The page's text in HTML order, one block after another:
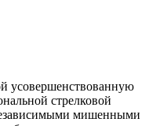
усовершенствованную
стрелковой
мишенными